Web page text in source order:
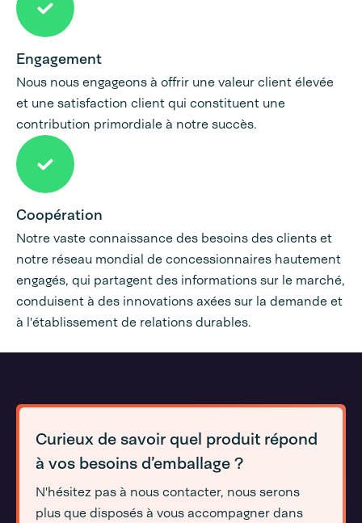
Engagement
Nous nous engageons à offrir une valeur client élevée
et une satisfaction client qui constituent une
contribution primordiale à notre succès.
Coopération
Notre vaste connaissance des besoins des clients et
notre réseau mondial de concessionnaires hautement
engagés, qui partagent des informations sur le marché,
conduisent à des innovations axées sur la demande et
à l'établissement de relations durables.
Curieux de savoir quel produit répond
à vos besoins d’emballage ?
N'hésitez pas à nous contacter, nous serons
plus que disposés à vous accompagner dans